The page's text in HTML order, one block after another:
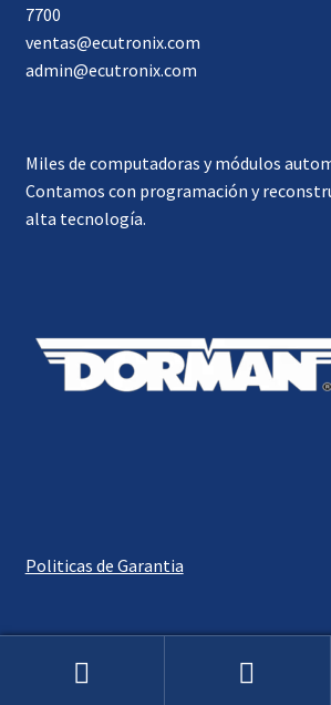
7700
ventas@ecutronix.com
admin@ecutronix.com
Miles de computadoras y módulos
Contamos con programación y
alta tecnología.
Politicas de Garantia